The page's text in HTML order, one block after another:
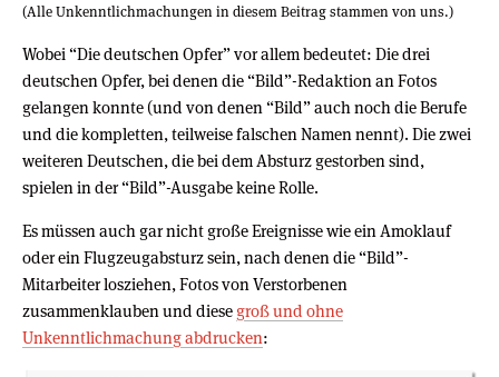
(Alle Unkenntlichmachungen in diesem Beitrag stammen von uns.)
Wobei “Die deutschen Opfer” vor allem bedeutet: Die drei
deutschen Opfer, bei denen die “Bild”-Redaktion an Fotos
gelangen konnte (und von denen “Bild” auch noch die Berufe
und die kompletten, teilweise falschen Namen nennt). Die zwei
weiteren Deutschen, die bei dem Absturz gestorben sind,
spielen in der “Bild”-Ausgabe keine Rolle.
Es müssen auch gar nicht große Ereignisse wie ein Amoklauf
oder ein Flugzeugabsturz sein, nach denen die “Bild”-
Mitarbeiter losziehen, Fotos von Verstorbenen
zusammenklauben und diese groß und ohne
Unkenntlichmachung abdrucken: